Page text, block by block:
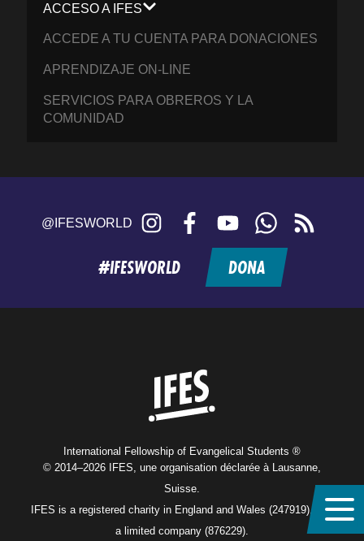
ACCESO A IFES
ACCEDE A TU CUENTA PARA DONACIONES
APRENDIZAJE ON-LINE
SERVICIOS PARA OBREROS Y LA
COMUNIDAD
@IFESWORLD Instagram FacebookYouTubeWhatsApp
feed
#IFESWORLD DONA
International Fellowship of Evangelical Students ®
© 2014–2026 IFES, une organisation déclarée à Lausanne,
Suisse.
IFES is a registered charity in England and Wales (247919), and
a limited company (876229).